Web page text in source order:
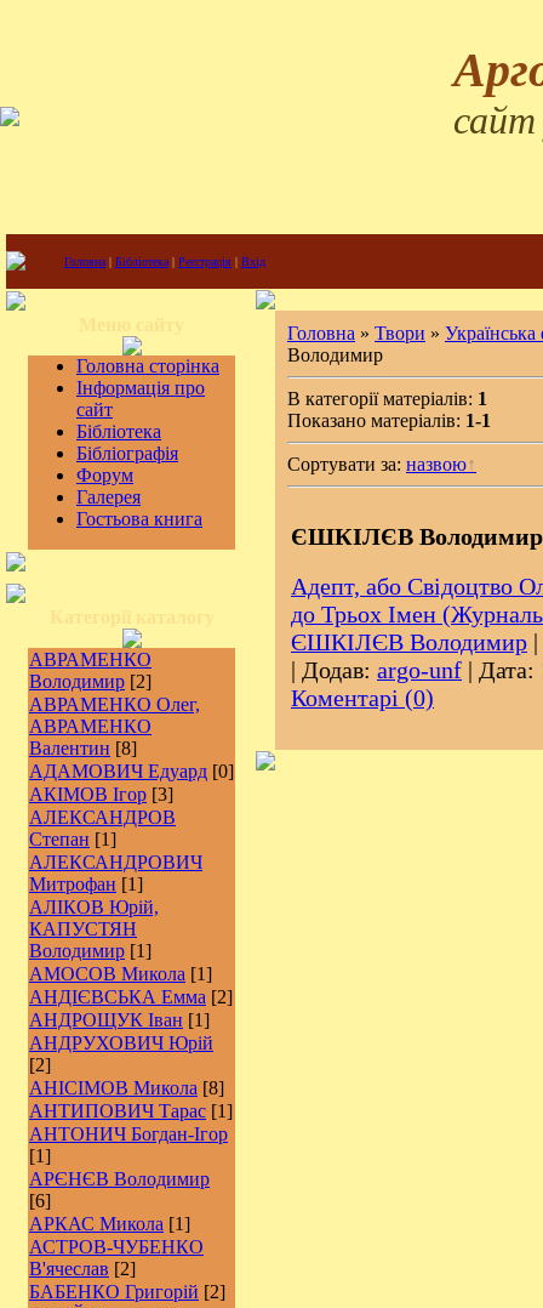
сайт
Головна | Бібліотека | Реєстрація | Вхід
Головна сторінка
Інформація про
сайт
Бібліотека
Бібліографія
Форум
Галерея
Гостьова книга
АВРАМЕНКО
Володимир [2]
АВРАМЕНКО Олег,
АВРАМЕНКО
Валентин [8]
АДАМОВИЧ Едуард [0]
АКІМОВ Ігор [3]
АЛЕКСАНДРОВ
Степан [1]
АЛЕКСАНДРОВИЧ
Митрофан [1]
АЛІКОВ Юрій,
КАПУСТЯН
Володимир [1]
АМОСОВ Микола [1]
АНДІЄВСЬКА Емма [2]
АНДРОЩУК Іван [1]
АНДРУХОВИЧ Юрій
[2]
АНІСІМОВ Микола [8]
АНТИПОВИЧ Тарас [1]
АНТОНИЧ Богдан-Ігор
[1]
АРЄНЄВ Володимир
[6]
АРКАС Микола [1]
АСТРОВ-ЧУБЕНКО
В'ячеслав [2]
БАБЕНКО Григорій [2]
Головна » Твори » Українська
Володимир
В категорії матеріалів: 1
Показано матеріалів: 1-1
Сортувати за: назвою
ЄШКІЛЄВ
Адепт, або Свідоцтво
до Трьох Імен
ЄШКІЛЄВ Володимир
| Додав: argo-unf | Дата:
Коментарі (0)